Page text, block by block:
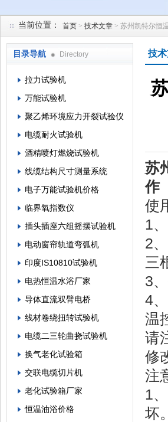
当前位置： 首页 > 技术文章 > 苏州凯特尔恒
目录导航 Directory
拉力试验机
万能试验机
聚乙烯环境应力开裂试验仪
电缆耐火试验机
酒精喷灯燃烧试验机
线缆结构尺寸测量系统
电子万能试验机价格
临界氧指数仪
插头插座六组摇摆试验机
电动窗帘轨道弯弧机
印度IS10810试验机
电热恒温水浴厂家
导体直流双臂电桥
线材卷绕扭转试验机
电缆二三轮曲挠试验机
换气老化试验箱
交联电缆切片机
老化试验箱厂家
恒温油浴价格
技
苏
作
使
1
2
三
3
4
温
请
修
注
1
坏